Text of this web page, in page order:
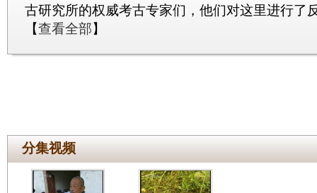
古研究所的权威考古专家们，他们对这里进行了
【查看全部】
分集视频